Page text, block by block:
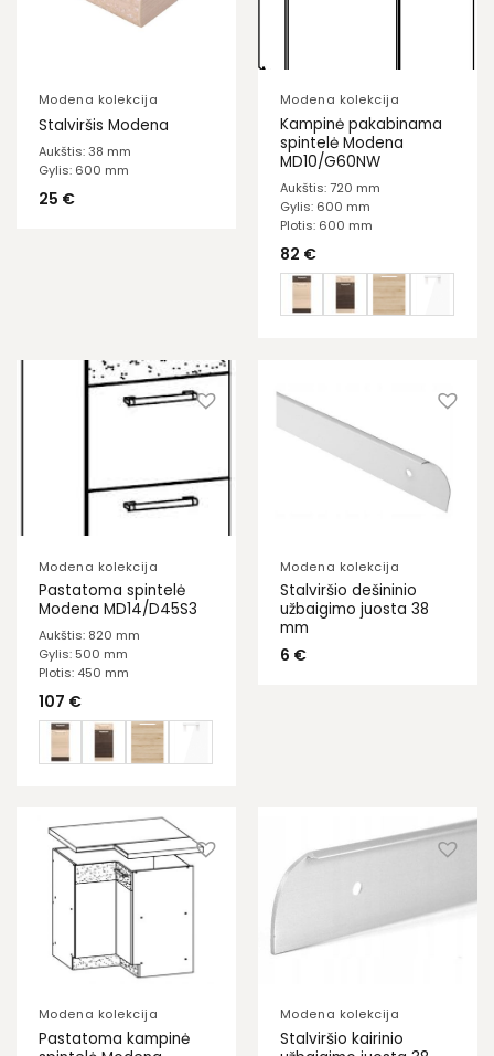
Modena kolekcija
Stalviršis Modena
Aukštis: 38 mm
Gylis: 600 mm
25 €
Modena kolekcija
Kampinė pakabinama
spintelė Modena
MD10/G60NW
Aukštis: 720 mm
Gylis: 600 mm
Plotis: 600 mm
82 €
Modena kolekcija
Pastatoma spintelė
Modena MD14/D45S3
Aukštis: 820 mm
Gylis: 500 mm
Plotis: 450 mm
107 €
Modena kolekcija
Stalviršio dešininio
užbaigimo juosta 38
mm
6 €
Modena kolekcija
Pastatoma kampinė
Modena kolekcija
Stalviršio kairinio